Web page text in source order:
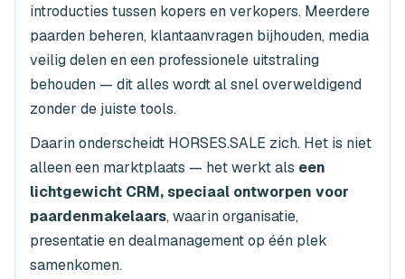
introducties tussen kopers en verkopers. Meerdere
paarden beheren, klantaanvragen bijhouden, media
veilig delen en een professionele uitstraling
behouden — dit alles wordt al snel overweldigend
zonder de juiste tools.
Daarin onderscheidt HORSES.SALE zich. Het is niet
alleen een marktplaats — het werkt als een
lichtgewicht CRM, speciaal ontworpen voor
paardenmakelaars, waarin organisatie,
presentatie en dealmanagement op één plek
samenkomen.